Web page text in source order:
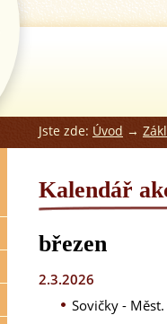
Jste zde: Úvod →
Kalendář
březen
2.3.2026
Sovičky -